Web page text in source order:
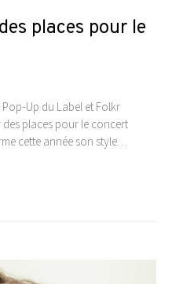
places pour le
Pop-Up du Label et Folkr
places pour le concert
cette année son style…